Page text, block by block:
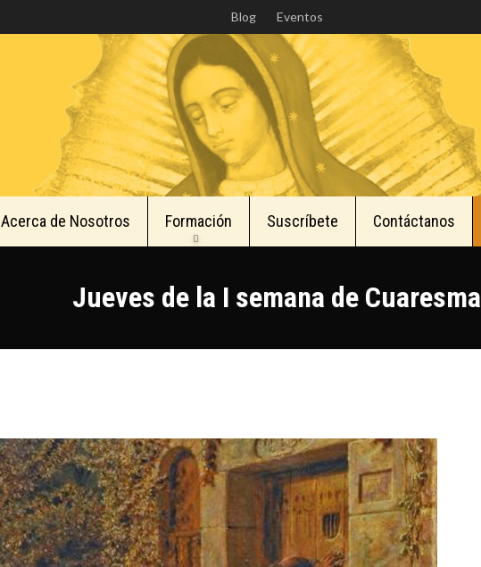
Skip
to
main
content
Blog Eventos
Acerca de Nosotros Formación Suscríbete Contáctanos
Jueves de la I semana de Cuaresma